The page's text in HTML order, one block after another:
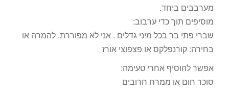
מערבבים ביחד.
מוסיפים תוך כדי ערבוב:
שברי פתי בר בכל מיני גדלים . אני לא מפוררת. להמרה או
בחירה: קורנפלקס או פצפוצי אורז
אפשר להוסיף אחרי טעימה:
סוכר חום או ממרח חרובים